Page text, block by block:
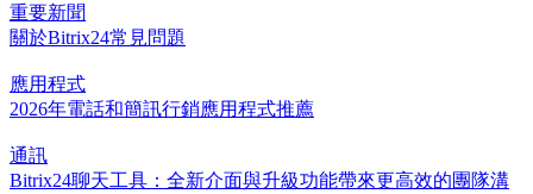
重要新聞
關於Bitrix24常見問題
應用程式
2026年電話和簡訊行銷應用程式推薦
通訊
Bitrix24聊天工具：全新介面與升級功能帶來更高效的團隊溝